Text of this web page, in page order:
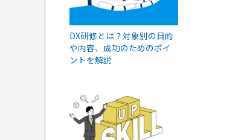
DX研修とは？対象別の目的
や内容、成功のためのポイ
ントを解説